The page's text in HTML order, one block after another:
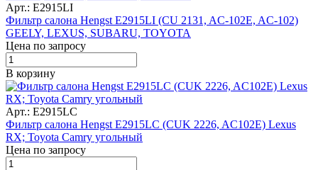
Арт.: E2915LI
Фильтр салона Hengst E2915LI (CU 2131, AC-102E, AC-102)
GEELY, LEXUS, SUBARU, TOYOTA
Цена по запросу
В корзину
Арт.: E2915LC
Фильтр салона Hengst E2915LC (CUK 2226, AC102E) Lexus
RX; Toyota Camry угольный
Цена по запросу